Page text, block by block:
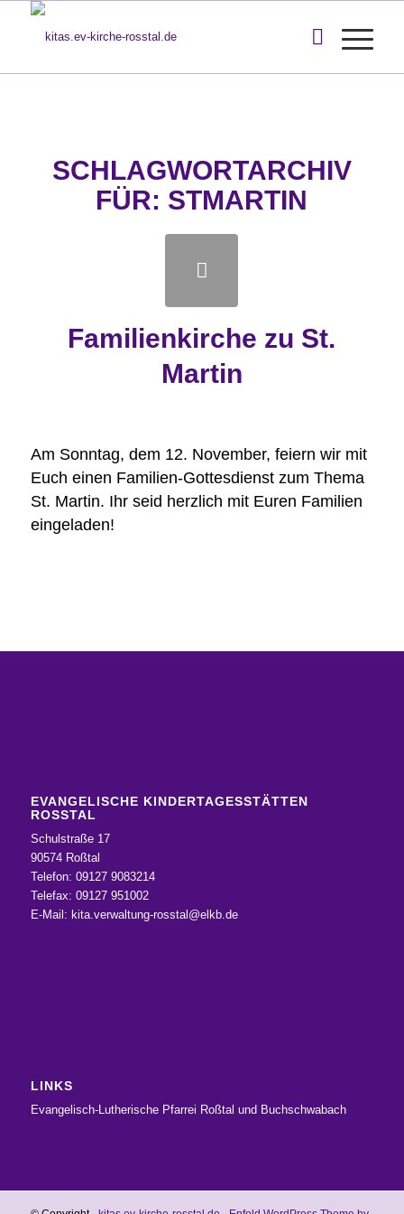
SCHLAGWORTARCHIV
FÜR: STMARTIN
Familienkirche zu St.
Martin
Am Sonntag, dem 12. November, feiern wir mit
Euch einen Familien-Gottesdienst zum Thema
St. Martin. Ihr seid herzlich mit Euren Familien
eingeladen!
EVANGELISCHE KINDERTAGESSTÄTTEN
ROSSTAL
Schulstraße 17
90574 Roßtal
Telefon: 09127 9083214
Telefax: 09127 951002
E-Mail: kita.verwaltung-rosstal@elkb.de
LINKS
Evangelisch-Lutherische Pfarrei Roßtal und Buchschwabach